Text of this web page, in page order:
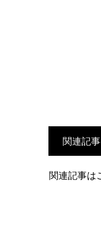
関連記事
関連記事は